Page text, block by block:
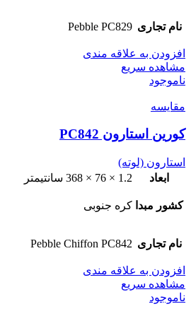
نام تجاری Pebble PC829
افزودن به علاقه مندی
مشاهده سریع
ناموجود
مقایسه
کورین استارون PC842
استارون (لوته)
ابعاد
1.2 × 76 × 368 سانتیمتر
کشور مبدا کره جنوبی
نام تجاری Pebble Chiffon PC842
افزودن به علاقه مندی
مشاهده سریع
ناموجود